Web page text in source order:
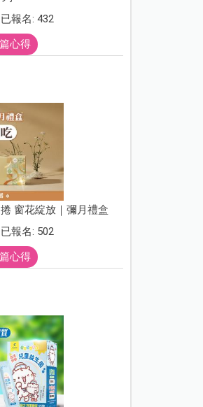
報名: 432
心得
窗花綻放｜彌月禮盒
報名: 502
心得